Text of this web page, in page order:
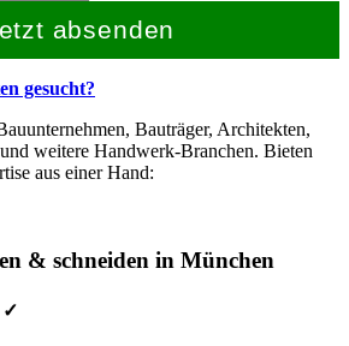
absenden
gesucht?
Bauträger, Architekten,
weitere Handwerk-Branchen. Bieten
aus einer Hand:
& schneiden in München
✓